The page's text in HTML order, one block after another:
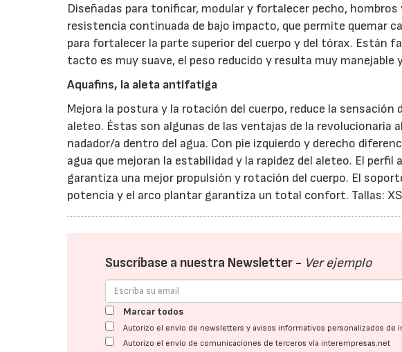
Diseñadas para tonificar, modular y fortalecer pecho,
resistencia continuada de bajo impacto, que permite quemar
para fortalecer la parte superior del cuerpo y del tórax. Están
tacto es muy suave, el peso reducido y resulta muy
Aquafins, la aleta antifatiga
Mejora la postura y la rotación del cuerpo, reduce la
aleteo. Éstas son algunas de las ventajas de la revolucionaria
nadador/a dentro del agua. Con pie izquierdo y derecho
agua que mejoran la estabilidad y la rapidez del aleteo. El
garantiza una mejor propulsión y rotación del cuerpo. El
potencia y el arco plantar garantiza un total confort. Tallas:
Suscríbase a nuestra Newsletter - Ver ejemplo
Marcar todos
Autorizo el envío de newsletters y avisos informativos personalizados de
Autorizo el envío de comunicaciones de terceros vía interempresas.net